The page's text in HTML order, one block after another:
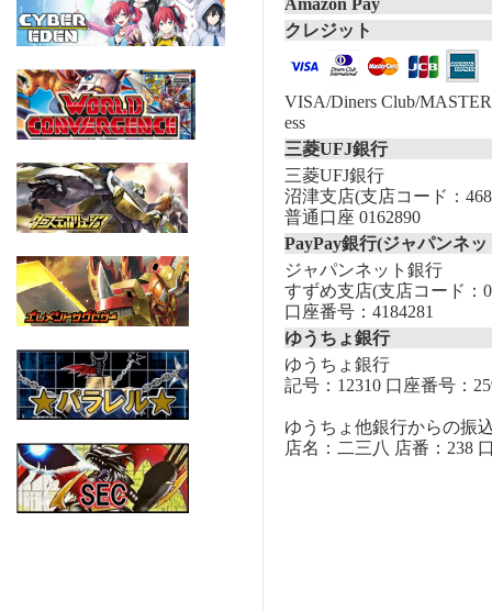
Amazon Pay
クレジット
VISA/Diners Club/
ess
三菱UFJ銀行
三菱UFJ銀行
沼津支店(支店コード：
普通口座 0162890
PayPay銀行(ジャパンネ
ジャパンネット銀行
すずめ支店(支店コード：
口座番号：4184281
ゆうちょ銀行
ゆうちょ銀行
記号：12310 口座番号：
ゆうちょ他銀行からの振
店名：二三八 店番：238